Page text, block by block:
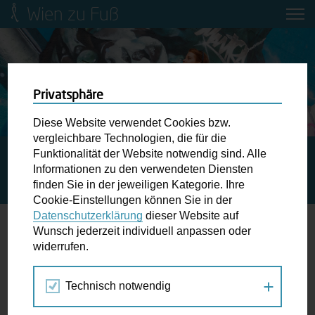
Wien zu Fuß
Mobilitätsbildung für Kinder und
Jugendliche
Ringstraße-Neugestaltung
Wiener Fußwegekarte
Newsletter abonnieren
Wunschbox
der Ampel ...
STARTSEITE SPAZIERGANG KALENDER
ARTWALK
BROTFABRIK: KÜNSTLERISCHER HÖRSPAZIERGANG
DURCH DIE BROTFABRIK UND IHRE GESCHICHTE
21.
SEP
2024
Privatsphäre
Diese Website verwendet Cookies bzw.
vergleichbare Technologien, die für die
Funktionalität der Website notwendig sind. Alle
Informationen zu den verwendeten Diensten
finden Sie in der jeweiligen Kategorie. Ihre
Cookie-Einstellungen können Sie in der
Datenschutzerklärung dieser Website auf
Wunsch jederzeit individuell anpassen oder
widerrufen.
Technisch notwendig